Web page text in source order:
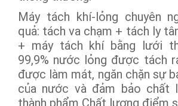
Máy tách khí-lỏng chuyên
quả: tách va chạm + tách ly
+ máy tách khí bằng lưới
99,9% nước lỏng được tách
được làm mát, ngăn chặn sự
của nước và đảm bảo chất
thành phẩm Chất lượng điểm